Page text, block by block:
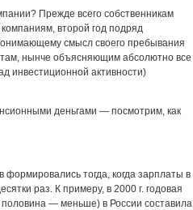
Прежде всего собственникам
второй год подряд
смысл своего пребывания
нынче объясняющим абсолютно все
инвестиционной активности)
деньгами — посмотрим, как
тогда, когда зарплаты в
раз. К примеру, в 2000 г. годовая
— меньше) в России составила